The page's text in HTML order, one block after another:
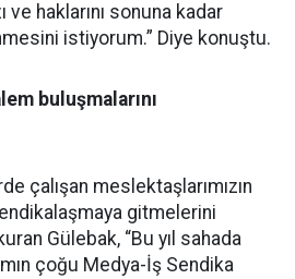
ve haklarını sonuna kadar
istiyorum.” Diye konuştu.
buluşmalarını
çalışan meslektaşlarımızın
gitmelerini
Gülebak, “Bu yıl sahada
çoğu Medya-İş Sendika